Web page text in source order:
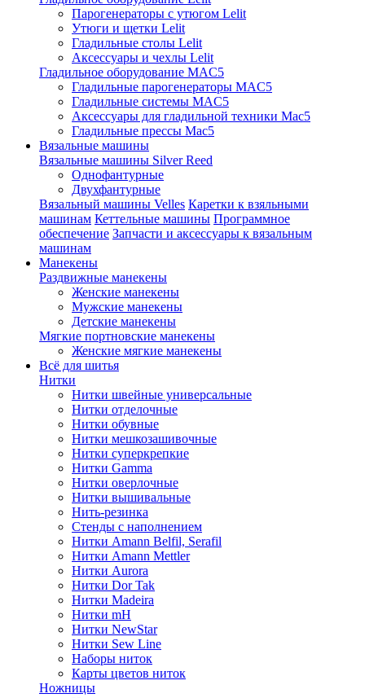
Парогенераторы с утюгом Lelit
Утюги и щетки Lelit
Гладильные столы Lelit
Аксессуары и чехлы Lelit
Гладильное оборудование MAC5
Гладильные парогенераторы MAC5
Гладильные системы MAC5
Аксессуары для гладильной техники Mac5
Гладильные прессы Mac5
Вязальные машины
Вязальные машины Silver Reed
Однофантурные
Двухфантурные
Вязальный машины Velles Каретки к взяльными
машинам Кеттельные машины Программное
обеспечение Запчасти и аксессуары к вязальным
машинам
Манекены
Раздвижные манекены
Женские манекены
Мужские манекены
Детские манекены
Мягкие портновские манекены
Женские мягкие манекены
Всё для шитья
Нитки
Нитки швейные универсальные
Нитки отделочные
Нитки обувные
Нитки мешкозашивочные
Нитки суперкрепкие
Нитки Gamma
Нитки оверлочные
Нитки вышивальные
Нить-резинка
Стенды с наполнением
Нитки Amann Belfil, Serafil
Нитки Amann Mettler
Нитки Aurora
Нитки Dor Tak
Нитки Madeira
Нитки mH
Нитки NewStar
Нитки Sew Line
Наборы ниток
Карты цветов ниток
Ножницы